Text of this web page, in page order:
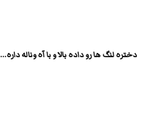
دختره لنگ ها رو داده بالا و با آه وناله داره...